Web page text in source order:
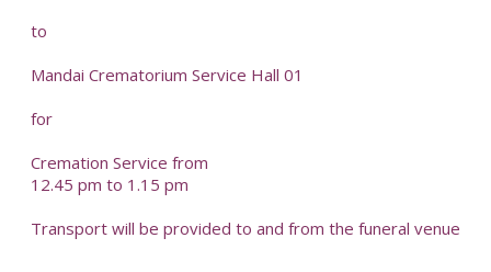
to
Mandai Crematorium Service Hall 01
for
Cremation Service from
12.45 pm to 1.15 pm
Transport will be provided to and from the funeral venue